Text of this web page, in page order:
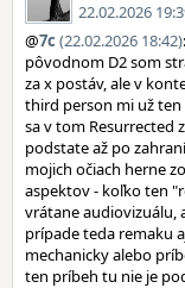
22.02.2026
@7c (22.02.2026 18:42)
pôvodnom D2 som
za x postáv, ale v
third person mi už
sa v tom Resurrected
podstate až po
mojich očiach herne
aspektov - koľko ten
vrátane audiovizuálu,
prípade teda remaku
mechanicky alebo
ten príbeh tu nie je